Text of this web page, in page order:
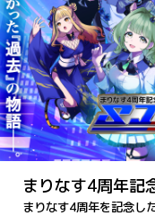
まりなす4周年記
まりなす4周年を記念し